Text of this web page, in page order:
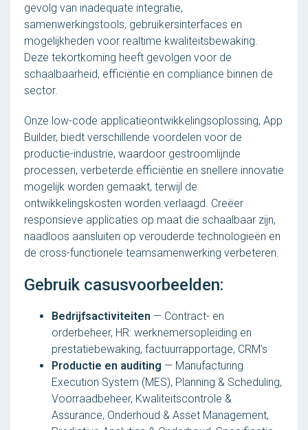
gevolg van inadequate integratie,
samenwerkingstools, gebruikersinterfaces en
mogelijkheden voor realtime kwaliteitsbewaking.
Deze tekortkoming heeft gevolgen voor de
schaalbaarheid, efficiëntie en compliance binnen de
sector.
Onze low-code applicatieontwikkelingsoplossing, App
Builder, biedt verschillende voordelen voor de
productie-industrie, waardoor gestroomlijnde
processen, verbeterde efficiëntie en snellere innovatie
mogelijk worden gemaakt, terwijl de
ontwikkelingskosten worden verlaagd. Creëer
responsieve applicaties op maat die schaalbaar zijn,
naadloos aansluiten op verouderde technologieën en
de cross-functionele teamsamenwerking verbeteren.
Gebruik casusvoorbeelden:
Bedrijfsactiviteiten — Contract- en
orderbeheer, HR: werknemersopleiding en
prestatiebewaking, factuurrapportage, CRM's
Productie en auditing — Manufacturing
Execution System (MES), Planning & Scheduling,
Voorraadbeheer, Kwaliteitscontrole &
Assurance, Onderhoud & Asset Management,